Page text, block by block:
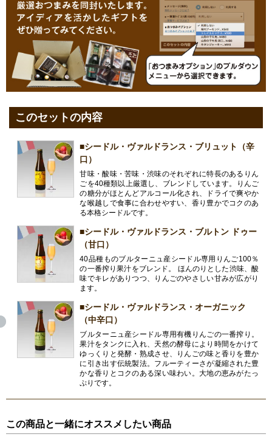
このセットの内容
■シードル・ヴァルドランス・ブリュット（辛
口）
甘味・酸味・苦味・渋味のそれぞれに特長のあるりん
ごを40種類以上厳選し、ブレンドしています。りんご
の糖分がほとんどアルコール化され、ドライで爽やか
な喉越しで食事に合わせやすい、香り豊かでコクのあ
る本格シードルです。
■シードル・ヴァルドランス・ブルトン ドゥー
（甘口）
40品種ものブルターニュ産シードル専用りんご100％
の一番搾り果汁をブレンド。 ほんのりとした渋味、酸
味でキレがありつつ、りんごのやさしい甘みが広がり
ます。
■シードル・ヴァルドランス・オーガニック
（中辛口）
ブルターニュ産シードル専用有機りんごの一番搾り。
果汁をタンクに入れ、天然の酵母により時間をかけて
ゆっくりと発酵・熟成させ、りんごの味と香りを豊か
に引き出す伝統製法。フルーティーさが凝縮された豊
かな香りとコクのある深い味わい。大地の恵みがたっ
ぷりです。
この商品と一緒にオススメしたい商品